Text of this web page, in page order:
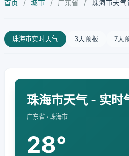
首页 / 城市 / 广东省 / 珠海市天气
珠海市实时天气 3天预报 7天
珠海市天气 - 实时
广东省 · 珠海市
28°